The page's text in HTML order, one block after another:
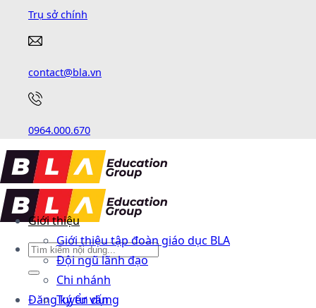
Trụ sở chính
contact@bla.vn
0964.000.670
Đăng ký tư vấn
Giới thiệu
Giới thiệu tập đoàn giáo dục BLA
Đội ngũ lãnh đạo
Chi nhánh
Tuyển dụng